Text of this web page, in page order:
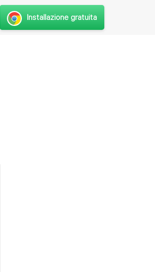
Installazione gratuita